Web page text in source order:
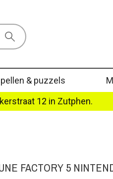
& puzzels
12 in Zutphen.
FACTORY 5